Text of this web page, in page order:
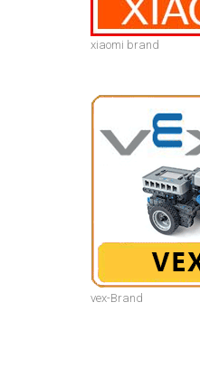
xiaomi brand
vex-Brand